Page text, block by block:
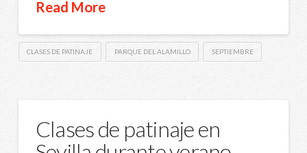
Read More
CLASES DE PATINAJE PARQUE DEL ALAMILLO SEPTIEMBRE
Clases de patinaje en